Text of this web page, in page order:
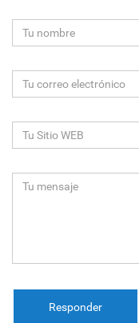
Responder